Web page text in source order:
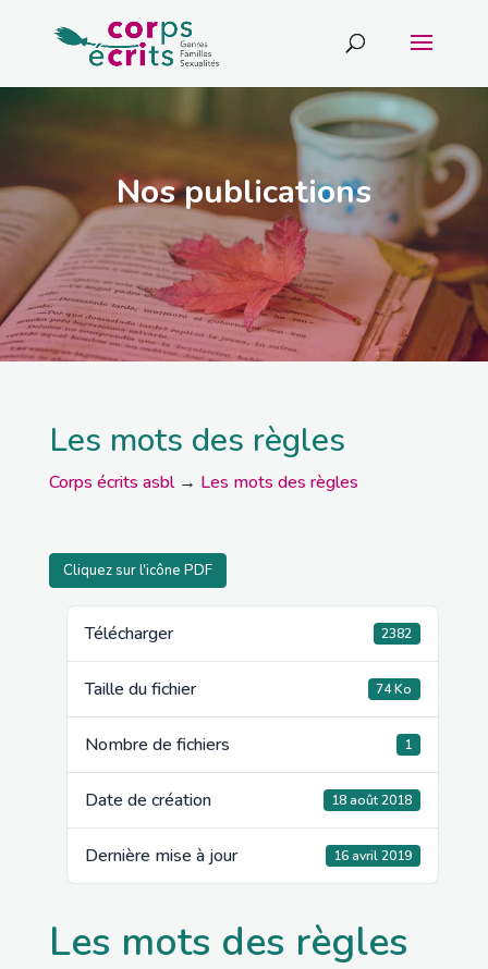
Nos publications
Les mots des règles
Corps écrits asbl→ Les mots des règles
Cliquez sur l'icône PDF
Télécharger 2382
Taille du fichier 74 Ko
Nombre de fichiers 1
Date de création 18 août 2018
Dernière mise à jour 16 avril 2019
Les mots des règles